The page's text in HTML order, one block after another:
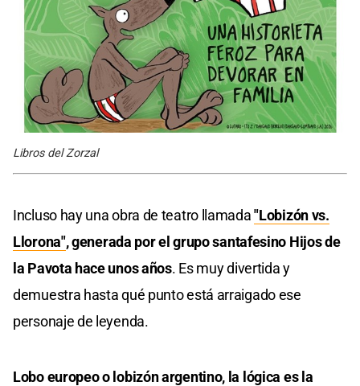
Libros del Zorzal
Incluso hay una obra de teatro llamada"Lobizón vs.
Llorona", generada por el grupo santafesino Hijos de
la Pavota hace unos años. Es muy divertida y
demuestra hasta qué punto está arraigado ese
personaje de leyenda.
Lobo europeo o lobizón argentino, la lógica es la